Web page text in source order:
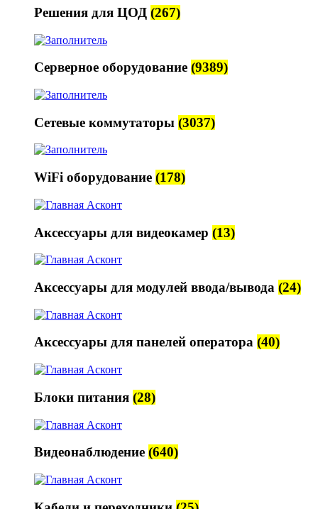
Решения для ЦОД (267)
Серверное оборудование (9389)
Сетевые коммутаторы (3037)
WiFi оборудование (178)
Аксессуары для видеокамер (13)
Аксессуары для модулей ввода/вывода (24)
Аксессуары для панелей оператора (40)
Блоки питания (28)
Видеонаблюдение (640)